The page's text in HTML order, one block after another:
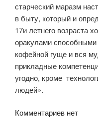
старческий маразм
в быту, который и
17и летнего возраста
оракулами способными
кофейной гуще и вся
прикладные
угодно, кроме
людей».
Комментариев нет